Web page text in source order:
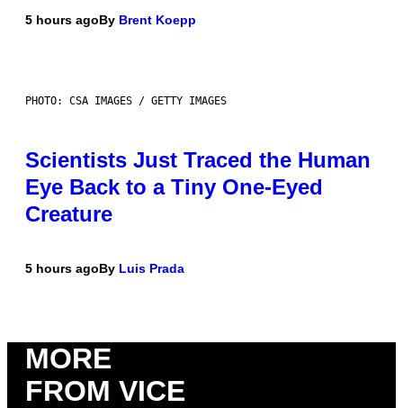
5 hours agoBy Brent Koepp
PHOTO: CSA IMAGES / GETTY IMAGES
Scientists Just Traced the Human
Eye Back to a Tiny One-Eyed
Creature
5 hours agoBy Luis Prada
MORE
FROM VICE